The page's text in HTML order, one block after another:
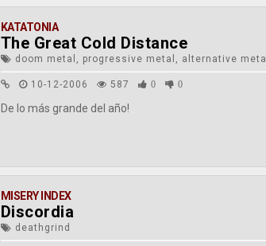
KATATONIA
The Great Cold Distance
doom metal, progressive metal, alternative metal
10-12-2006 587 0 0
De lo más grande del año!
MISERY INDEX
Discordia
deathgrind